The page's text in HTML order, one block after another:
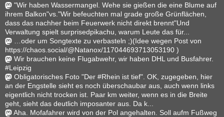
"Wir haben Wassermangel. Wehe sie gießen die eine Blume auf
ihrem Balkon"vs."Wir befeuchten mal grade große Grünflächen,
dass das nachher beim Feuerwerk nicht direkt brennt"Und
Verwaltung spielt surprisedpikachu, warum Leute das für...
…oder um Songtexte zu verbasteln ;)(Idee wegen Post von
https://chaos.social/@Natanox/117044693713053190 )
Wir brauchen keine Flugabwehr, wir haben DHL und Busfahrer.
#Leipzig
Obligatorisches Foto "Der #Rhein ist tief". OK, zugegeben, hier
an der Engstelle sieht es noch überschaubar aus, auch wenn links
eigentlich nicht trocken ist. Paar km weiter, wenn es in die Breite
geht, sieht das deutlich imposanter aus. Da k...
Aha. Mofafahrer wird von der Pol angehalten. Soll aufm Fußweg